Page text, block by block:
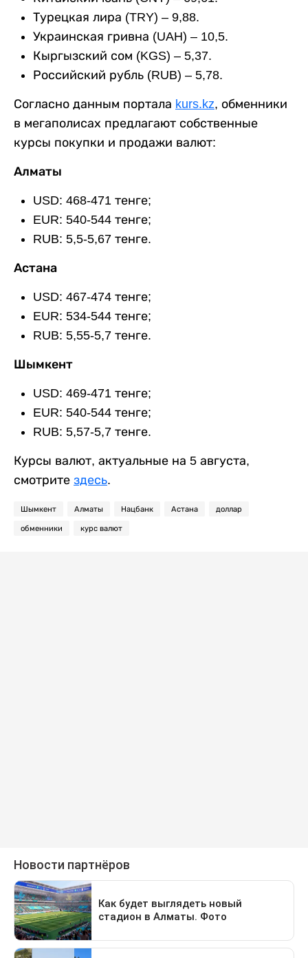
Турецкая лира (TRY) – 9,88.
Украинская гривна (UAH) – 10,5.
Кыргызский сом (KGS) – 5,37.
Российский рубль (RUB) – 5,78.
Согласно данным портала kurs.kz, обменники
в мегаполисах предлагают собственные
курсы покупки и продажи валют:
Алматы
USD: 468-471 тенге;
EUR: 540-544 тенге;
RUB: 5,5-5,67 тенге.
Астана
USD: 467-474 тенге;
EUR: 534-544 тенге;
RUB: 5,55-5,7 тенге.
Шымкент
USD: 469-471 тенге;
EUR: 540-544 тенге;
RUB: 5,57-5,7 тенге.
Курсы валют, актуальные на 5 августа,
смотрите здесь.
Шымкент Алматы Нацбанк Астана доллар
обменники курс валют